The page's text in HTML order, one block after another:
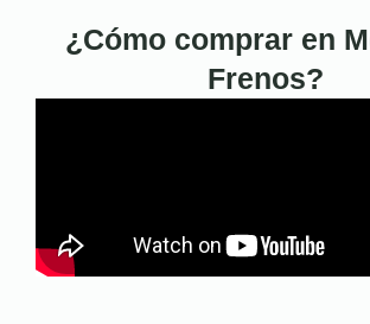
¿Cómo comprar en
Frenos?